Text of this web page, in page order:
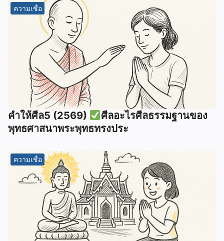
ความเชื่อ
คำให้ศีล5 (2569)
ศีลอะไรศีลธรรมฐานของ
พุทธศาสนาพระพุทธทรงประ
ความเชื่อ